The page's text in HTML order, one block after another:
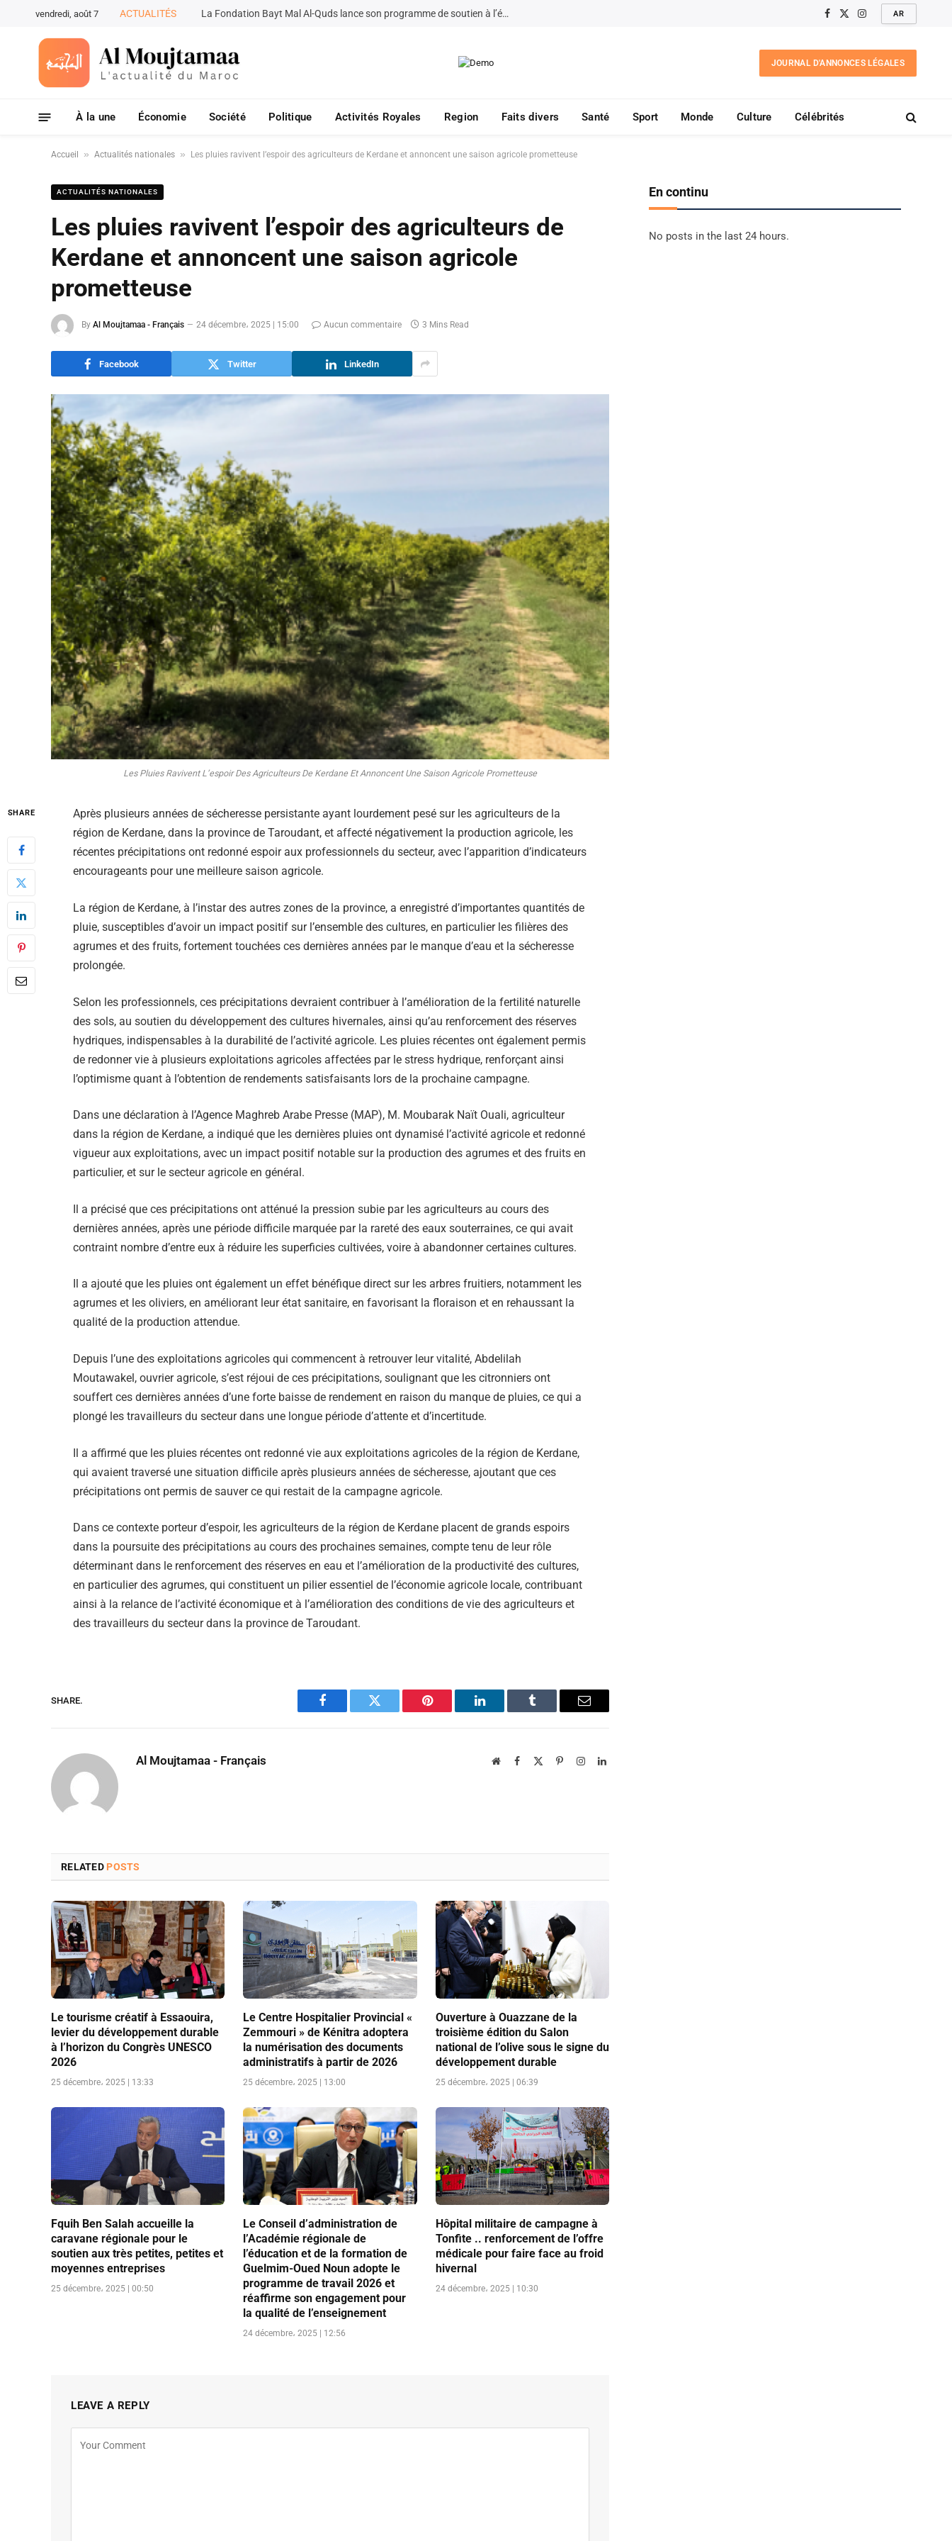
vendredi, août 7 ACTUALITÉS La Fondation Bayt Mal Al-Quds lance son programme de soutien à l’éducation à Jérusalem pour 2026
Facebook
X
Instagram
AR
JOURNAL D'ANNONCES LÉGALES
À la une Économie Société Politique Activités Royales Region Faits divers Santé Sport Monde Culture Célébrités
Accueil » Actualités nationales » Les pluies ravivent l’espoir des agriculteurs de Kerdane et annoncent une saison agricole prometteuse
ACTUALITÉS NATIONALES
Les pluies ravivent l’espoir des agriculteurs de
Kerdane et annoncent une saison agricole
prometteuse
By Al Moujtamaa - Français 24 décembre، 2025 | 15:00 Aucun commentaire 3 Mins Read
Facebook Twitter LinkedIn
Les Pluies Ravivent L’espoir Des Agriculteurs De Kerdane Et Annoncent Une Saison Agricole Prometteuse
SHARE
Après plusieurs années de sécheresse persistante ayant lourdement pesé sur les agriculteurs de la
région de Kerdane, dans la province de Taroudant, et affecté négativement la production agricole, les
récentes précipitations ont redonné espoir aux professionnels du secteur, avec l’apparition d’indicateurs
encourageants pour une meilleure saison agricole.
La région de Kerdane, à l’instar des autres zones de la province, a enregistré d’importantes quantités de
pluie, susceptibles d’avoir un impact positif sur l’ensemble des cultures, en particulier les filières des
agrumes et des fruits, fortement touchées ces dernières années par le manque d’eau et la sécheresse
prolongée.
Selon les professionnels, ces précipitations devraient contribuer à l’amélioration de la fertilité naturelle
des sols, au soutien du développement des cultures hivernales, ainsi qu’au renforcement des réserves
hydriques, indispensables à la durabilité de l’activité agricole. Les pluies récentes ont également permis
de redonner vie à plusieurs exploitations agricoles affectées par le stress hydrique, renforçant ainsi
l’optimisme quant à l’obtention de rendements satisfaisants lors de la prochaine campagne.
Dans une déclaration à l’Agence Maghreb Arabe Presse (MAP), M. Moubarak Naït Ouali, agriculteur
dans la région de Kerdane, a indiqué que les dernières pluies ont dynamisé l’activité agricole et redonné
vigueur aux exploitations, avec un impact positif notable sur la production des agrumes et des fruits en
particulier, et sur le secteur agricole en général.
Il a précisé que ces précipitations ont atténué la pression subie par les agriculteurs au cours des
dernières années, après une période difficile marquée par la rareté des eaux souterraines, ce qui avait
contraint nombre d’entre eux à réduire les superficies cultivées, voire à abandonner certaines cultures.
Il a ajouté que les pluies ont également un effet bénéfique direct sur les arbres fruitiers, notamment les
agrumes et les oliviers, en améliorant leur état sanitaire, en favorisant la floraison et en rehaussant la
qualité de la production attendue.
Depuis l’une des exploitations agricoles qui commencent à retrouver leur vitalité, Abdelilah
Moutawakel, ouvrier agricole, s’est réjoui de ces précipitations, soulignant que les citronniers ont
souffert ces dernières années d’une forte baisse de rendement en raison du manque de pluies, ce qui a
plongé les travailleurs du secteur dans une longue période d’attente et d’incertitude.
Il a affirmé que les pluies récentes ont redonné vie aux exploitations agricoles de la région de Kerdane,
qui avaient traversé une situation difficile après plusieurs années de sécheresse, ajoutant que ces
précipitations ont permis de sauver ce qui restait de la campagne agricole.
Dans ce contexte porteur d’espoir, les agriculteurs de la région de Kerdane placent de grands espoirs
dans la poursuite des précipitations au cours des prochaines semaines, compte tenu de leur rôle
déterminant dans le renforcement des réserves en eau et l’amélioration de la productivité des cultures,
en particulier des agrumes, qui constituent un pilier essentiel de l’économie agricole locale, contribuant
ainsi à la relance de l’activité économique et à l’amélioration des conditions de vie des agriculteurs et
des travailleurs du secteur dans la province de Taroudant.
SHARE.
Facebook Twitter Pinterest LinkedIn Tumblr Email
Al Moujtamaa - Français WebsiteFacebook PinterestInstagramLinkedIn
RELATED POSTS
Le tourisme créatif à Essaouira,
levier du développement durable
à l’horizon du Congrès UNESCO
2026
25 décembre، 2025 | 13:33
Le Centre Hospitalier Provincial «
Zemmouri » de Kénitra adoptera
la numérisation des documents
administratifs à partir de 2026
25 décembre، 2025 | 13:00
Ouverture à Ouazzane de la
troisième édition du Salon
national de l’olive sous le signe du
développement durable
25 décembre، 2025 | 06:39
Fquih Ben Salah accueille la
caravane régionale pour le
soutien aux très petites, petites et
moyennes entreprises
25 décembre، 2025 | 00:50
Le Conseil d’administration de
l’Académie régionale de
l’éducation et de la formation de
Guelmim-Oued Noun adopte le
programme de travail 2026 et
réaffirme son engagement pour
la qualité de l’enseignement
24 décembre، 2025 | 12:56
Hôpital militaire de campagne à
Tonfite .. renforcement de l’offre
médicale pour faire face au froid
hivernal
24 décembre، 2025 | 10:30
LEAVE A REPLY
En continu
No posts in the last 24 hours.